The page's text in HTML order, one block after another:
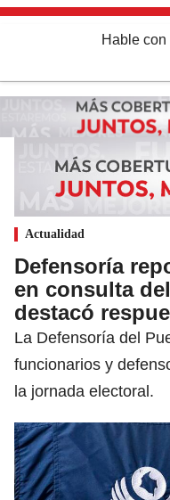
Hable con
Actualidad
Defensoría
en consulta
destacó
La Defensoría del
funcionarios y
la jornada electoral.